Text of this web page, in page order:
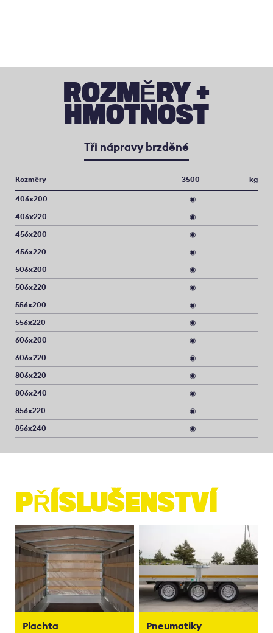
ROZMĚRY +
HMOTNOST
Tři nápravy brzděné
Rozměry 3500 kg
406x200
◉
406x220
◉
456x200
◉
456x220
◉
506x200
◉
506x220
◉
556x200
◉
556x220
◉
606x200
◉
606x220
◉
806x220
◉
806x240
◉
856x220
◉
856x240
◉
PŘÍSLUŠENSTVÍ
Plachta Pneumatiky